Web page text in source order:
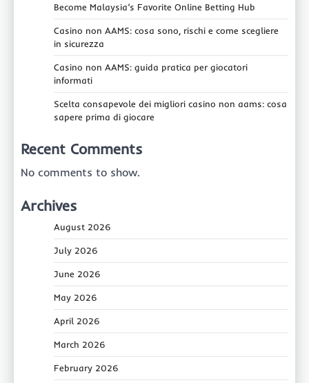
Become Malaysia’s Favorite Online Betting Hub
Casino non AAMS: cosa sono, rischi e come scegliere
in sicurezza
Casino non AAMS: guida pratica per giocatori
informati
Scelta consapevole dei migliori casino non aams: cosa
sapere prima di giocare
Recent Comments
No comments to show.
Archives
August 2026
July 2026
June 2026
May 2026
April 2026
March 2026
February 2026